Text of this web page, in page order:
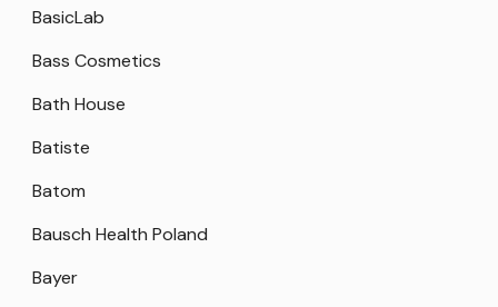
BasicLab
Bass Cosmetics
Bath House
Batiste
Batom
Bausch Health Poland
Bayer